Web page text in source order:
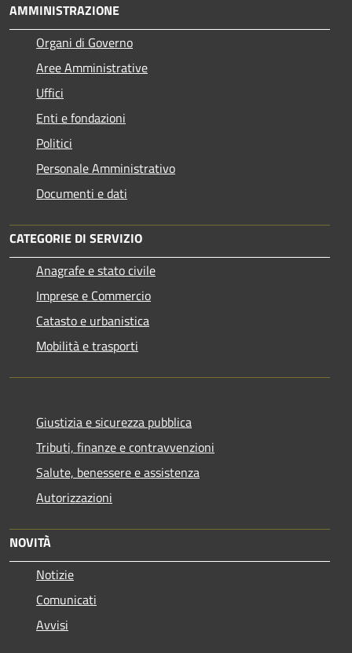
AMMINISTRAZIONE
Organi di Governo
Aree Amministrative
Uffici
Enti e fondazioni
Politici
Personale Amministrativo
Documenti e dati
CATEGORIE DI SERVIZIO
Anagrafe e stato civile
Imprese e Commercio
Catasto e urbanistica
Mobilità e trasporti
Giustizia e sicurezza pubblica
Tributi, finanze e contravvenzioni
Salute, benessere e assistenza
Autorizzazioni
NOVITÀ
Notizie
Comunicati
Avvisi